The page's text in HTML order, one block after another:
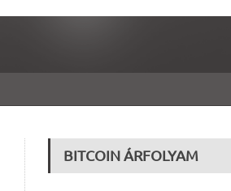
BITCOIN ÁRFOLYAM